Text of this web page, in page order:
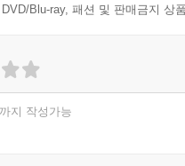
Blu-ray, 패션 및 판매금지 상
지 작성가능